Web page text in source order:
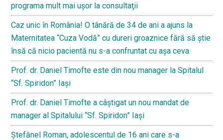
programa mult mai uşor la consultaţii
Caz unic în România! O tânără de 34 de ani a ajuns la
Maternitatea “Cuza Vodă” cu dureri groaznice fără să ştie
însă că nicio pacientă nu s-a confruntat cu așa ceva
Prof. dr. Daniel Timofte este din nou manager la Spitalul
“Sf. Spiridon” Iaşi
Prof. dr. Daniel Timofte a câștigat un nou mandat de
manager al Spitalului “Sf. Spiridon” Iași
Ştefănel Roman, adolescentul de 16 ani care s-a